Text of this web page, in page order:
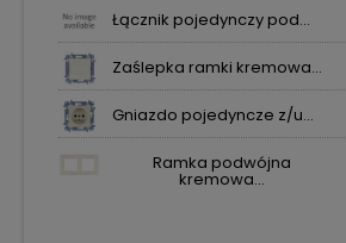
Łącznik pojedynczy pod...
Zaślepka ramki kremowa...
Gniazdo pojedyncze z/u...
Ramka podwójna
kremowa...